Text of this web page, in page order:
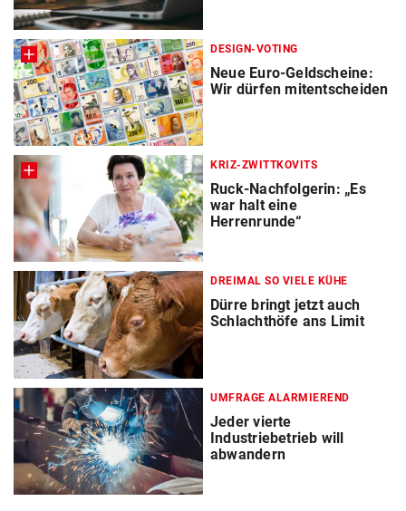
DESIGN-VOTING
Neue Euro-Geldscheine:
Wir dürfen mitentscheiden
KRIZ-ZWITTKOVITS
Ruck-Nachfolgerin: „Es
war halt eine
Herrenrunde“
DREIMAL SO VIELE KÜHE
Dürre bringt jetzt auch
Schlachthöfe ans Limit
UMFRAGE ALARMIEREND
Jeder vierte
Industriebetrieb will
abwandern